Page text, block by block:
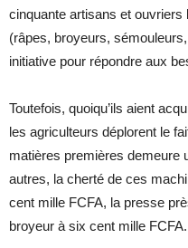
cinquante artisans et ouvriers
(râpes, broyeurs,
initiative pour répondre aux
Toutefois, quoiqu’ils aient
les agriculteurs déplorent le
matières premières demeure
autres, la cherté de ces
cent mille FCFA, la presse
broyeur à six cent mille FCFA.